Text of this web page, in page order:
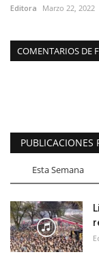
Editora Marzo 22, 2022
COMENTARIOS DE
PUBLICACIONES
Esta Semana